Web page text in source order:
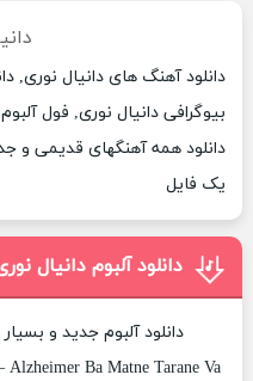
دانلود آهنگ های دانیال نوری,
بیوگرافی دانیال نوری, فول
دانلود همه آهنگهای قدیمی و
یک فایل
دانلود آلبوم دانیال
دانلود آلبوم جدید و
Ba Matne Tarane Va